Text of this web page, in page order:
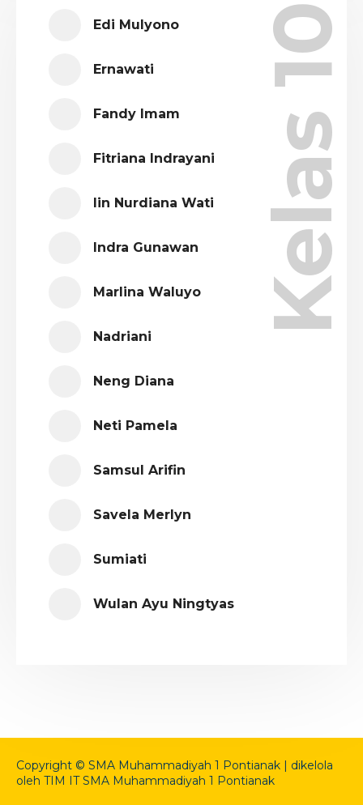
Kelas 10
Edi Mulyono
Ernawati
Fandy Imam
Fitriana Indrayani
Iin Nurdiana Wati
Indra Gunawan
Marlina Waluyo
Nadriani
Neng Diana
Neti Pamela
Samsul Arifin
Savela Merlyn
Sumiati
Wulan Ayu Ningtyas
Copyright © SMA Muhammadiyah 1 Pontianak | dikelola
oleh TIM IT SMA Muhammadiyah 1 Pontianak